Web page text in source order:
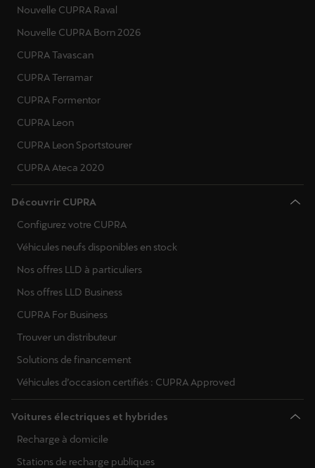
Nouvelle CUPRA Raval
Nouvelle CUPRA Born 2026
CUPRA Tavascan
CUPRA Terramar
CUPRA Formentor
CUPRA Leon
CUPRA Leon Sportstourer
CUPRA Ateca 2020
Découvrir CUPRA
Configurez votre CUPRA
Véhicules neufs disponibles en stock
Nos offres LLD à particuliers
Nos offres LLD Business
CUPRA For Business
Trouver un distributeur
Solutions de financement
Véhicules d’occasion certifiés : CUPRA Approved
Voitures électriques et hybrides
Recharge à domicile
Stations de recharge publiques